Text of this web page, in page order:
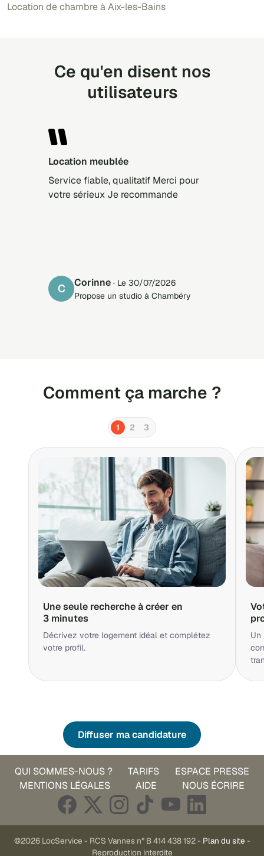
Location de chambre à Aix-les-Bains
Ce qu'en disent nos
utilisateurs
Location meublée
Service fiable, qualitatif Merci pour
votre sérieux Je recommande
C Corinne · Le 30/07/2026
Propose un studio à Chambéry
Comment ça marche ?
1 2 3
Une seule recherche à créer en
3 minutes
Décrivez votre logement idéal et complétez
votre profil.
Un
Diffuser ma candidature
QUI SOMMES-NOUS ? TARIFS
ESPACE PRESSE
MENTIONS LÉGALES
AIDE NOUS ÉCRIRE
©2026 LocService - RCS Vannes n° B 414 438 192 - Plan du site -
Reproduction interdite